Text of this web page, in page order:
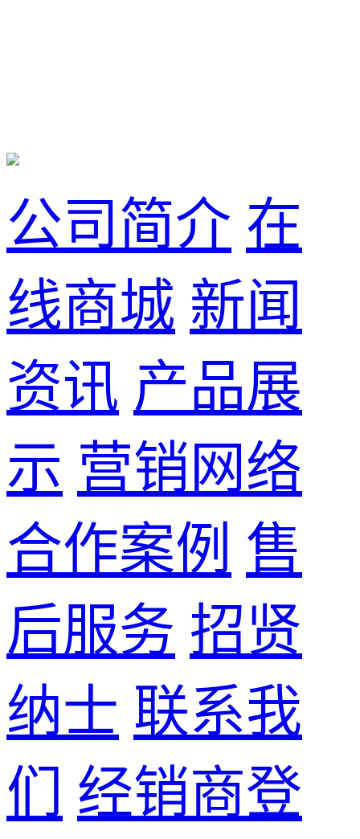
公司简介 在
线商城 新闻
资讯 产品展
示 营销网络
合作案例 售
后服务 招贤
纳士 联系我
们
经销商登